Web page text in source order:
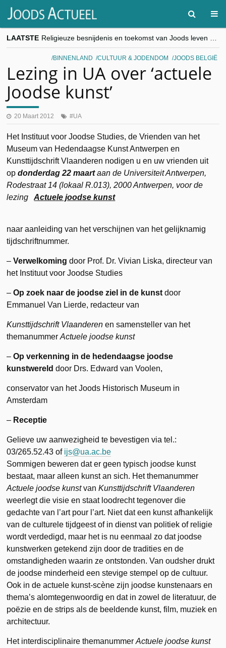
LAATSTE
“Besnijdenisdebat toont hoe moeilijk seculiere Westen minderheden begrijpt”, Jinnih Beels (Vooruit)
CITYTRIP | ROEMENIË – Boekarest: de verrassing van Oost-Europa
BINNENLAND CULTUUR & JODENDOM JOODS BELGIË
Lezing in UA over ‘actuele
Joodse kunst’
20 Maart 2012 UA
Het Instituut voor Joodse Studies, de Vrienden van het
Museum van Hedendaagse Kunst Antwerpen en
Kunsttijdschrift Vlaanderen nodigen u en uw vrienden uit
op donderdag 22 maartaan de Universiteit Antwerpen,
Rodestraat 14 (lokaal R.013), 2000 Antwerpen, voor de
lezing
Actuele joodse kunst
naar aanleiding van het verschijnen van het gelijknamig
tijdschriftnummer.
–Verwelkomingdoor Prof. Dr. Vivian Liska, directeur van
het Instituut voor Joodse Studies
–Op zoek naar de joodse ziel in de kunstdoor
Emmanuel Van Lierde, redacteur van
Kunsttijdschrift Vlaanderenen samensteller van het
themanummerActuele joodse kunst
–Op verkenning in de hedendaagse joodse
kunstwerelddoor Drs. Edward van Voolen,
conservator van het Joods Historisch Museum in
Amsterdam
– Receptie
Gelieve uw aanwezigheid te bevestigen via tel.:
03/265.52.43 of ijs@ua.ac.be
Sommigen beweren dat er geen typisch joodse kunst
bestaat, maar alleen kunst an sich. Het themanummer
Actuele joodse kunstvanKunsttijdschrift Vlaanderen
weerlegt die visie en staat loodrecht tegenover die
gedachte van l’art pour l’art. Niet dat een kunst afhankelijk
van de culturele tijdgeest of in dienst van politiek of religie
wordt verdedigd, maar het is nu eenmaal zo dat joodse
kunstwerken getekend zijn door de tradities en de
omstandigheden waarin ze ontstonden. Van oudsher drukt
de joodse minderheid een stevige stempel op de cultuur.
Ook in de actuele kunst-scène zijn joodse kunstenaars en
thema’s alomtegenwoordig en dat in zowel de literatuur, de
poëzie en de strips als de beeldende kunst, film, muziek en
architectuur.
Het interdisciplinaire themanummerActuele joodse kunst